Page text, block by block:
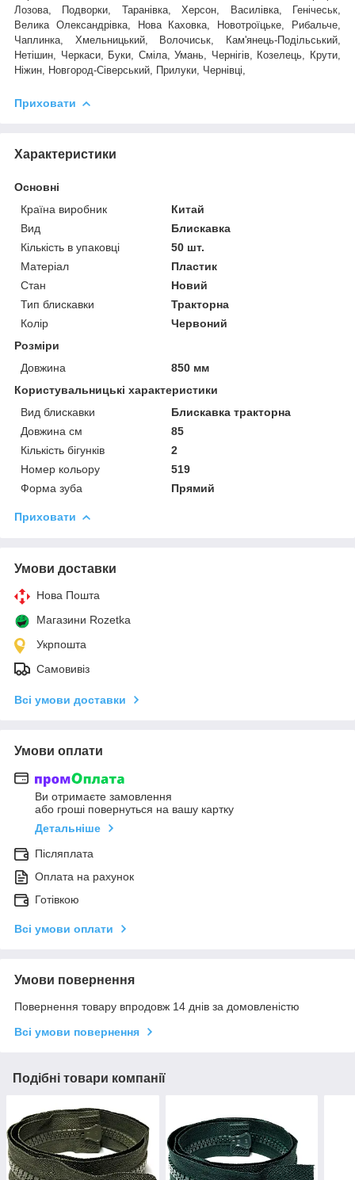
Лозова, Подворки, Таранівка, Херсон, Василівка, Генічеськ,
Велика Олександрівка, Нова Каховка, Новотроїцьке, Рибальче,
Чаплинка, Хмельницький, Волочиськ, Кам'янець-Подільський,
Нетішин, Черкаси, Буки, Сміла, Умань, Чернігів, Козелець, Крути,
Ніжин, Новгород-Сіверський, Прилуки, Чернівці,
Приховати
Характеристики
Основні
Країна виробник
Китай
Вид
Блискавка
Кількість в упаковці
50 шт.
Матеріал
Пластик
Стан
Новий
Тип блискавки
Тракторна
Колір
Червоний
Розміри
Довжина
850 мм
Користувальницькі характеристики
Вид блискавки
Блискавка тракторна
Довжина см
85
Кількість бігунків
2
Номер кольору
519
Форма зуба
Прямий
Приховати
Умови доставки
Нова Пошта
Магазини Rozetka
Укрпошта
Самовивіз
Всі умови доставки
Умови оплати
Ви отримаєте замовлення
або гроші повернуться на вашу картку
Детальніше
Післяплата
Оплата на рахунок
Готівкою
Всі умови оплати
Умови повернення
Повернення товару впродовж 14 днів за домовленістю
Всі умови повернення
Подібні товари компанії